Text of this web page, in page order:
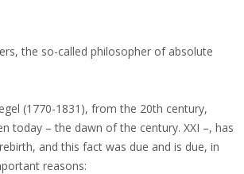
the so-called philosopher of absolute
(1770-1831), from the 20th century,
today – the dawn of the century. XXI –, has
and this fact was due and is due, in
reasons: